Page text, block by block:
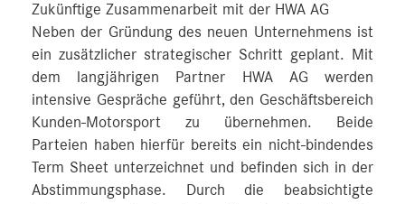
Zukünftige Zusammenarbeit mit der HWA AG
Neben der Gründung des neuen Unternehmens ist
ein zusätzlicher strategischer Schritt geplant. Mit
dem langjährigen Partner HWA AG werden
intensive Gespräche geführt, den Geschäftsbereich
Kunden‑Motorsport zu übernehmen. Beide
Parteien haben hierfür bereits ein nicht‑bindendes
Term Sheet unterzeichnet und befinden sich in der
Abstimmungsphase. Durch die beabsichtigte